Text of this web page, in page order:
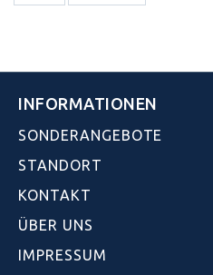
INFORMATIONEN
SONDERANGEBOTE
STANDORT
KONTAKT
ÜBER UNS
IMPRESSUM